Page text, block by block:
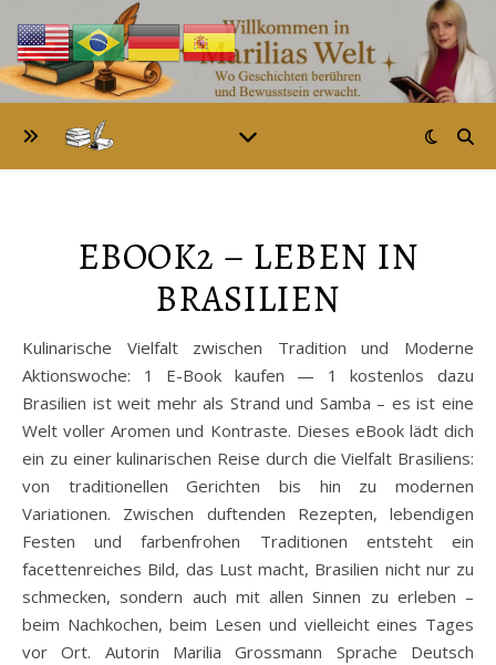
EBOOK2 – LEBEN IN
BRASILIEN
Kulinarische Vielfalt zwischen Tradition und Moderne
Aktionswoche: 1 E-Book kaufen — 1 kostenlos dazu
Brasilien ist weit mehr als Strand und Samba – es ist eine
Welt voller Aromen und Kontraste. Dieses eBook lädt dich
ein zu einer kulinarischen Reise durch die Vielfalt Brasiliens:
von traditionellen Gerichten bis hin zu modernen
Variationen. Zwischen duftenden Rezepten, lebendigen
Festen und farbenfrohen Traditionen entsteht ein
facettenreiches Bild, das Lust macht, Brasilien nicht nur zu
schmecken, sondern auch mit allen Sinnen zu erleben –
beim Nachkochen, beim Lesen und vielleicht eines Tages
vor Ort. Autorin Marilia Grossmann Sprache Deutsch